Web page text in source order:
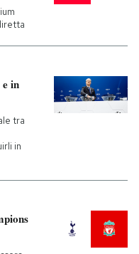
in
tra
in